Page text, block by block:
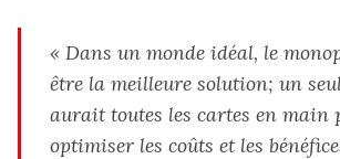
« Dans un monde idéal, le
être la meilleure solution; un
aurait toutes les cartes en main
optimiser les coûts et les